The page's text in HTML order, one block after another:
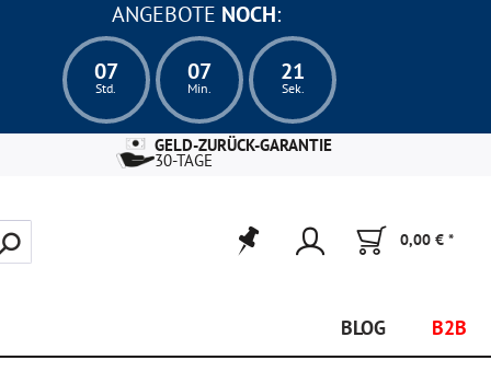
ANGEBOTE NOCH:
07
Std.
07
Min.
19
Sek.
GELD-ZURÜCK-GARANTIE
30-TAGE
0,00 € *
BLOG B2B